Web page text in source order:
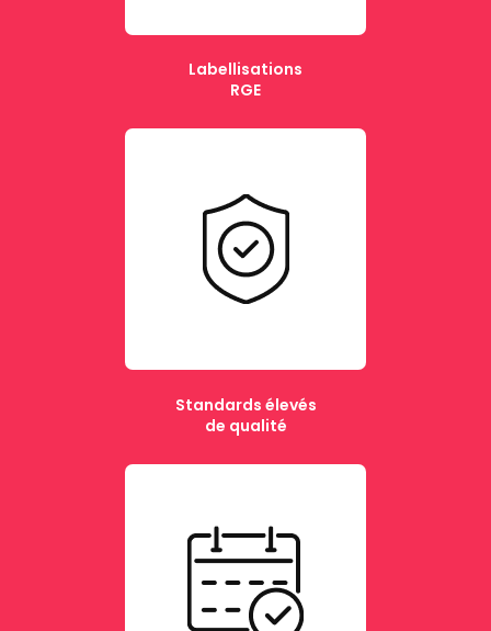
Labellisations
RGE
Standards élevés
de qualité